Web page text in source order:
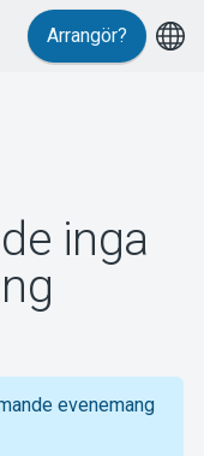
Arrangör?
inga
evenemang